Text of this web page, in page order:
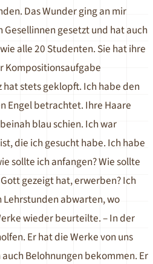
Das Wunder ging an mir
Gesellinnen gesetzt und hat auch
alle 20 Studenten. Sie hat ihre
Kompositionsaufgabe
stets geklopft. Ich habe den
Engel betrachtet. Ihre Haare
blau schien. Ich war
die ich gesucht habe. Ich habe
sollte ich anfangen? Wie sollte
gezeigt hat, erwerben? Ich
abwarten, wo
wieder beurteilte. – In der
Er hat die Werke von uns
Belohnungen bekommen. Er